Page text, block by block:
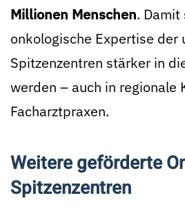
Millionen Menschen. Damit
onkologische Expertise der
Spitzenzentren stärker in
werden – auch in regionale
Facharztpraxen.
Weitere geförderte
Spitzenzentren